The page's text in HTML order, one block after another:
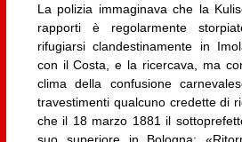
La polizia immaginava che la
rapporti è regolarmente
rifugiarsi clandestinamente in
con il Costa, e la ricercava, ma
clima della confusione
travestimenti qualcuno credette di
che il 18 marzo 1881 il
suo superiore in Bologna: